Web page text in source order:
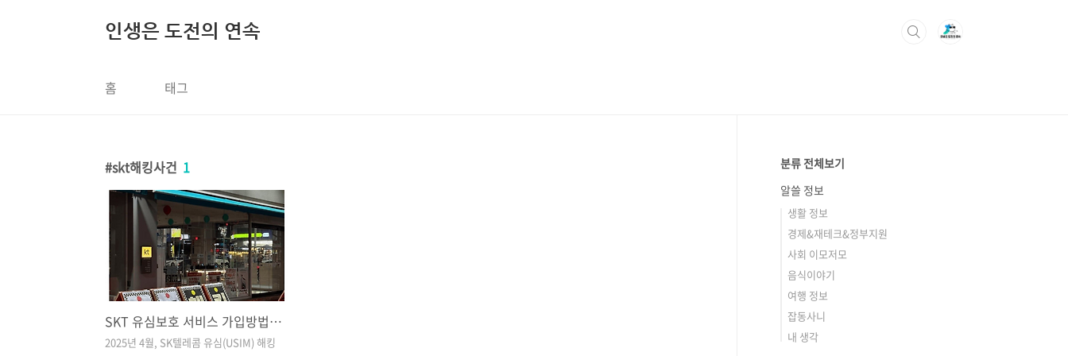
인생은 도전의 연속
홈 태그
skt해킹사건 1
SKT 유심보호 서비스 가입방법 유심 무상 신청 방법
2025년 4월, SK텔레콤 유심(USIM) 해킹
분류 전체보기
알쓸 정보
생활 정보
경제&재테크&정부지원
사회 이모저모
음식이야기
여행 정보
잡동사니
내 생각